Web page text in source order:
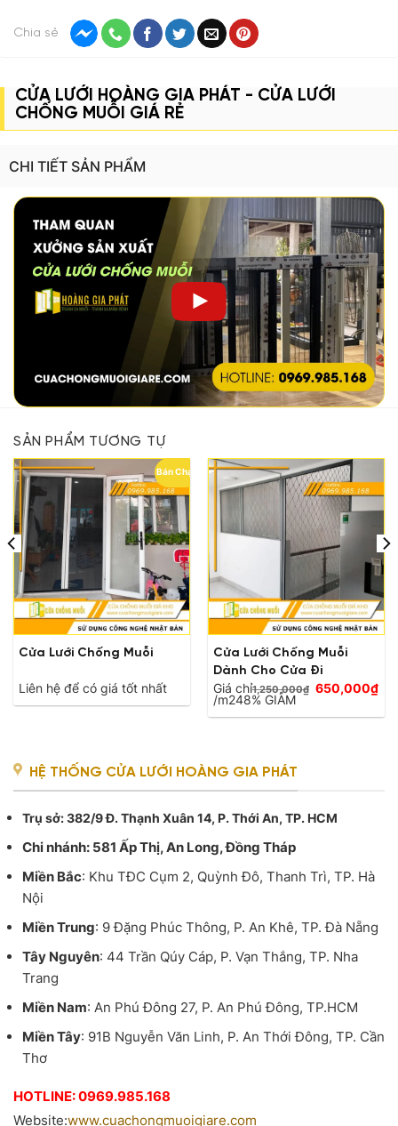
Chia sẻ
CỬA LƯỚI HOÀNG GIA PHÁT - CỬA LƯỚI
CHỐNG MUỖI GIÁ RẺ
CHI TIẾT SẢN PHẨM
SẢN PHẨM TƯƠNG TỰ
Bán Chạy
Cửa Lưới Chống Muỗi
Liên hệ để có giá tốt nhất
Cửa Lưới Chống Muỗi
Dành Cho Cửa Đi
Giá chỉ1,250,000₫ Giá
1,250,000₫.
650,000₫
Giá
hiện
tại
/m248% GIẢM
HỆ THỐNG CỬA LƯỚI HOÀNG GIA PHÁT
Trụ sở: 382/9 Đ. Thạnh Xuân 14, P. Thới An, TP. HCM
Chi nhánh: 581 Ấp Thị, An Long, Đồng Tháp
Miền Bắc: Khu TĐC Cụm 2, Quỳnh Đô, Thanh Trì, TP. Hà
Nội
Miền Trung: 9 Đặng Phúc Thông, P. An Khê, TP. Đà Nẵng
Tây Nguyên: 44 Trần Qúy Cáp, P. Vạn Thắng, TP. Nha
Trang
Miền Nam: An Phú Đông 27, P. An Phú Đông, TP.HCM
Miền Tây: 91B Nguyễn Văn Linh, P. An Thới Đông, TP. Cần
Thơ
HOTLINE: 0969.985.168
Website:www.cuachongmuoigiare.com